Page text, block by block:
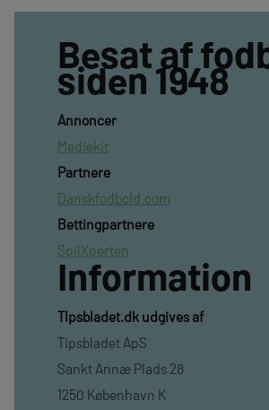
Besat af
siden 1948
Annoncer
Mediekit
Partnere
Danskfodbold.com
Bettingpartnere
SpilXperten
Information
TIpsbladet.dk udgives af
Tipsbladet ApS
Sankt Annæ Plads 28
1250 København K